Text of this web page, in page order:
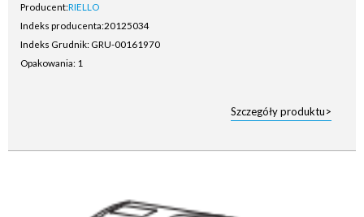
Producent:RIELLO
Indeks producenta:20125034
Indeks Grudnik: GRU-00161970
Opakowania: 1
Szczegóły produktu>